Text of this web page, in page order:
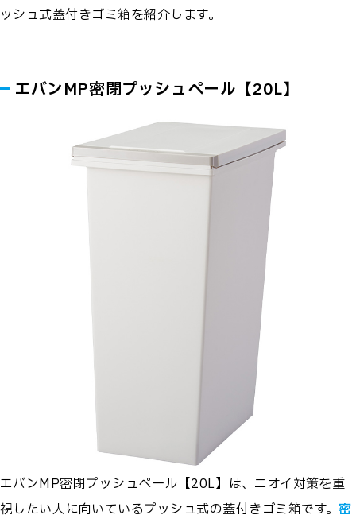
ッシュ式蓋付きゴミ箱を紹介します。
エバンMP密閉プッシュペール【20L】
エバンMP密閉プッシュペール【20L】は、ニオイ対策を重
視したい人に向いているプッシュ式の蓋付きゴミ箱です。 密